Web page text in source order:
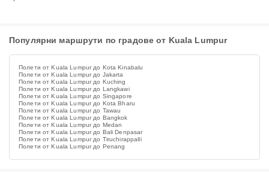
Популярни маршрути по градове от Kuala Lumpur
Полети от Kuala Lumpur до Kota Kinabalu
Полети от Kuala Lumpur до Jakarta
Полети от Kuala Lumpur до Kuching
Полети от Kuala Lumpur до Langkawi
Полети от Kuala Lumpur до Singapore
Полети от Kuala Lumpur до Kota Bharu
Полети от Kuala Lumpur до Tawau
Полети от Kuala Lumpur до Bangkok
Полети от Kuala Lumpur до Medan
Полети от Kuala Lumpur до Bali Denpasar
Полети от Kuala Lumpur до Tiruchirappalli
Полети от Kuala Lumpur до Penang